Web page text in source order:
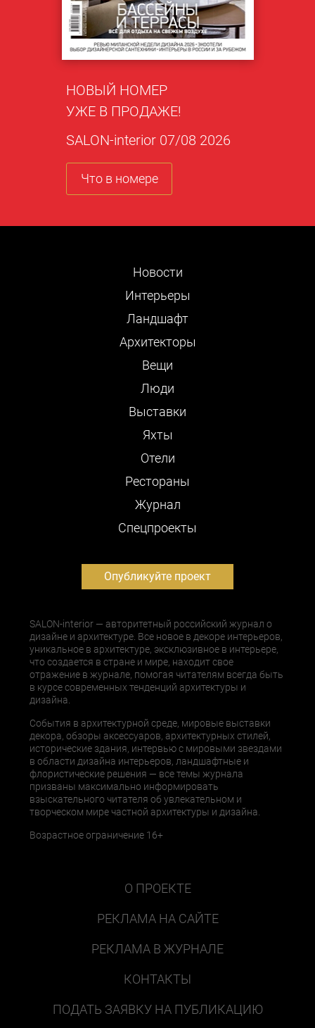
НОВЫЙ НОМЕР
УЖЕ В ПРОДАЖЕ!
SALON-interior 07/08 2026
Что в номере
Новости
Интерьеры
Ландшафт
Архитекторы
Вещи
Люди
Выставки
Яхты
Отели
Рестораны
Журнал
Cпецпроекты
Опубликуйте проект
SALON-interior — авторитетный российский журнал о
дизайне и архитектуре. Все новое в декоре интерьеров,
уникальное в архитектуре, эксклюзивное в интерьере,
что создается в стране и мире, находит свое
отражение в журнале, помогая читателям всегда быть
в курсе современных тенденций архитектуры и
дизайна.
События в архитектурной среде, мировые выставки
декора, обзоры аксессуаров, архитектурных стилей,
исторические здания, интервью с мировыми звездами
в области дизайна интерьеров, ландшафтные и
флористические решения — все темы журнала
призваны максимально информировать
взыскательного читателя об увлекательном и
творческом мире частной архитектуры и дизайна.
Возрастное ограничение 16+
О ПРОЕКТЕ
РЕКЛАМА НА САЙТЕ
РЕКЛАМА В ЖУРНАЛЕ
КОНТАКТЫ
ПОДАТЬ ЗАЯВКУ НА ПУБЛИКАЦИЮ